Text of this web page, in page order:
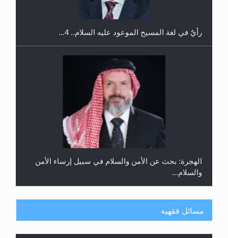
الهجرة: بحث عن الأمن والسلام في سبيل إرساء الأمن
مسائل فقهية